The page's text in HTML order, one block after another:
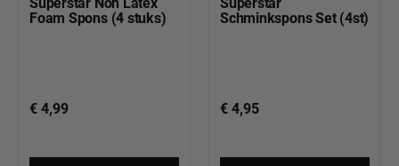
Foam Spons (4 stuks)
€ 4,99
Schminkspons Set (4st)
€ 4,95